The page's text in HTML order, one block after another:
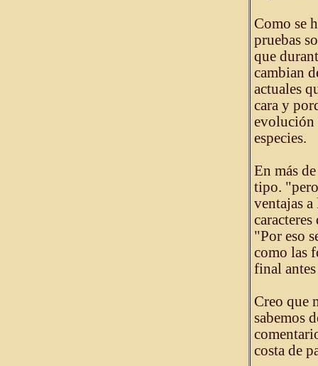
Como se
pruebas
que
cambian
actuales
cara y
evolución
especies.
En más
tipo.
ventajas
"Por eso
como las
final
Creo que
sabemos
costa de